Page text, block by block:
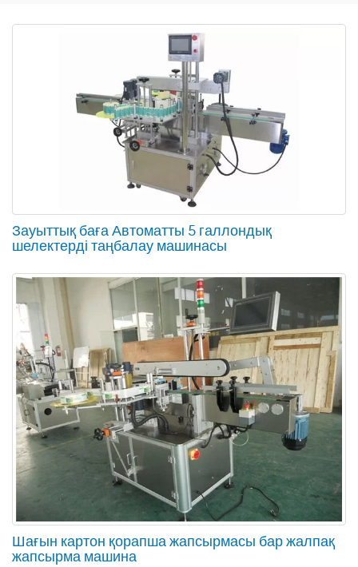
Зауыттық баға Автоматты 5 галлондық
шелектерді таңбалау машинасы
Шағын картон қорапша жапсырмасы бар жалпақ
жапсырма машина